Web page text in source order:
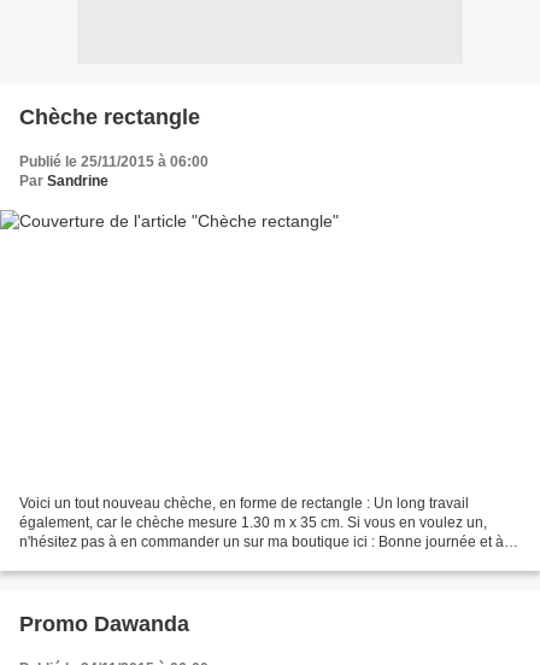
Chèche rectangle
Publié le 25/11/2015 à 06:00
Par Sandrine
Voici un tout nouveau chèche, en forme de rectangle : Un long travail
également, car le chèche mesure 1.30 m x 35 cm. Si vous en voulez un,
n'hésitez pas à en commander un sur ma boutique ici : Bonne journée et à
Promo Dawanda